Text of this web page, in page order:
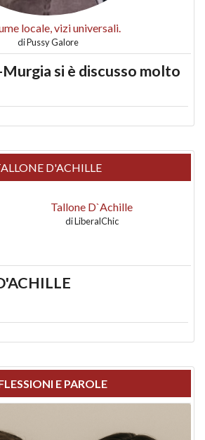
locale, vizi universali.
diPussy Galore
si è discusso molto
D'ACHILLE
Tallone D`Achille
diLiberalChic
E PAROLE